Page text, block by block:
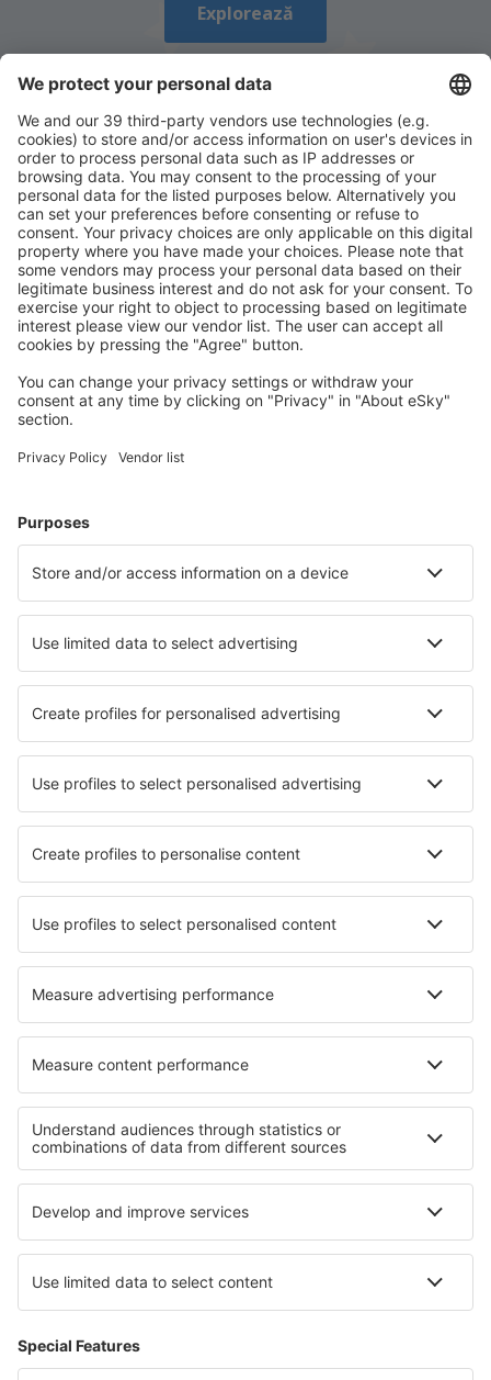
Explorează
Descarcă aplicația noastrăși organizează-ţi
convenabil călătoriile
Planifică-ți călătoria
Zbor+Hotel
Hoteluri
Atracţii
Evenimente sportive
Află mai multe
Aplicație mobilă
Companii aeriene
Wizz Air
FlyOne
Air Moldova
HiSky
Blue Air
Ryanair
Despre eSky
Termeni şi condiţii
Rezervările mele
Politica de confidențialitate
Asistenţă şi contact
Țări